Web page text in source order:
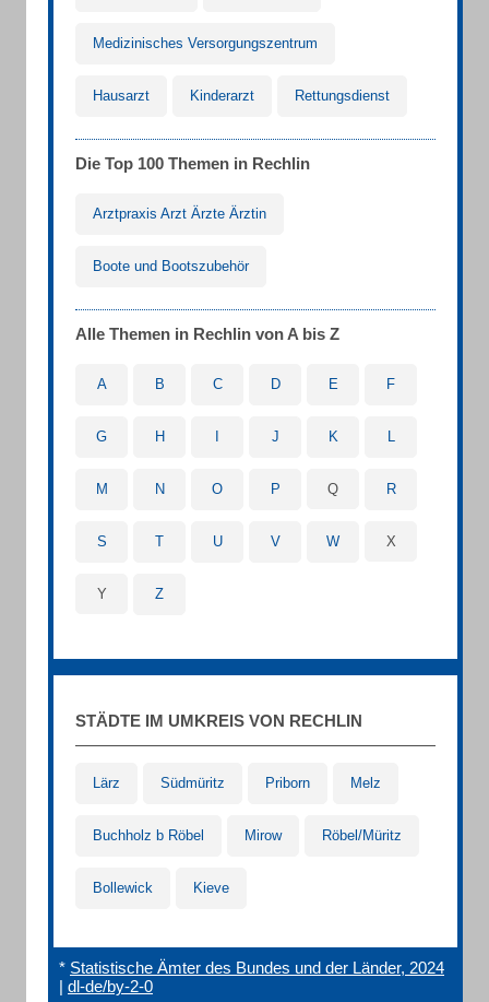
Medizinisches Versorgungszentrum
Hausarzt Kinderarzt Rettungsdienst
Die Top 100 Themen in Rechlin
Arztpraxis Arzt Ärzte Ärztin
Boote und Bootszubehör
Alle Themen in Rechlin von A bis Z
A B C D E F
G H J K L
M N O P Q R
S T U V W X
Y Z
STÄDTE IM UMKREIS VON RECHLIN
Lärz Südmüritz Priborn Melz
Buchholz b Röbel Mirow Röbel/Müritz
Bollewick Kieve
* Statistische Ämter des Bundes und der Länder, 2024
| dl-de/by-2-0